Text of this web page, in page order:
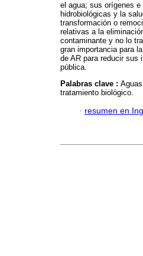
el agua; sus orígenes
hidrobiológicas y la
transformación o
relativas a la
contaminante y no lo
gran importancia para
de AR para reducir sus
pública.
Palabras clave :
tratamiento biológico.
· resumen en